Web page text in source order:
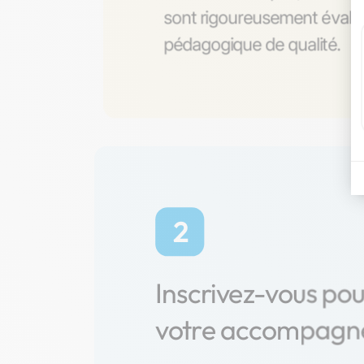
sont rigoureusement
pédagogique de qualité.
2
Inscrivez-vous
votre